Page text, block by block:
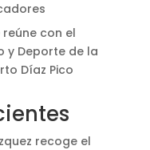
reúne con el
y Deporte de la
Díaz Pico
recoge el